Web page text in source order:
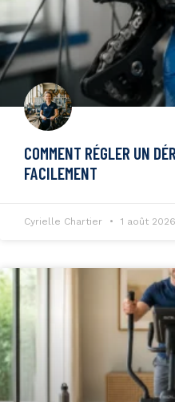
COMMENT RÉGLER UN
FACILEMENT
Cyrielle Chartier 1 août 2026